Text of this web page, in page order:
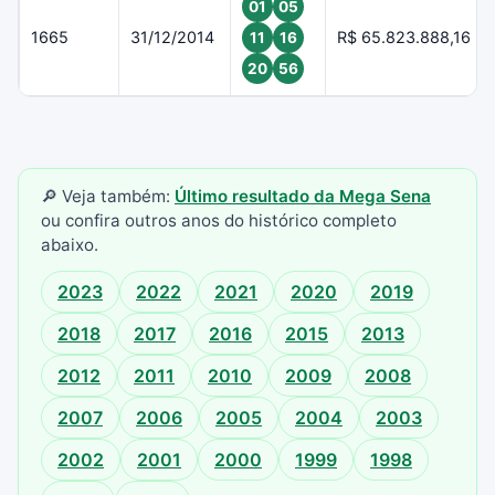
1665 31/12/2014
01
05
11
16
20
56
R$ 65.823.888,16
🔎 Veja também: Último resultado da Mega Sena
ou confira outros anos do histórico completo
abaixo.
2023 2022 2021 2020
2019
2018
2017 2016 2015
2013
2012
2011 2010 2009
2008
2007
2006 2005 2004
2003
2002
2001 2000 1999
1998